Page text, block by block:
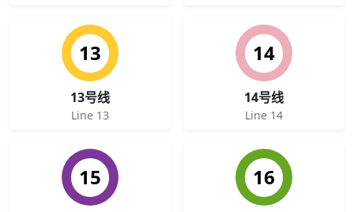
13
13号线
Line 13
14
14号线
Line 14
15 16